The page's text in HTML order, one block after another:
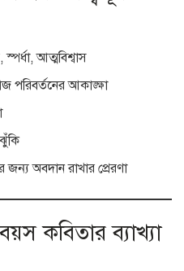
আত্মবিশ্বাস
পরিবর্তনের আকাঙ্ক্ষা
ঝুঁকি
অবদান রাখার প্রেরণা
কবিতার ব্যাখ্যা